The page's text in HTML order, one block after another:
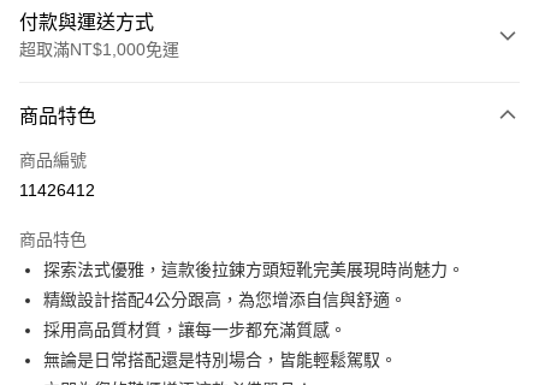
付款與運送方式
超取滿NT$1,000免運
信用卡一次付款
LINE Pay
悠遊付
ATM付款
貨到付款
商品特色
商品編號
11426412
商品特色
探索法式優雅，這款後拉鍊方頭短靴完美展現時尚魅力。
精緻設計搭配4公分跟高，為您增添自信與舒適。
採用高品質材質，讓每一步都充滿質感。
無論是日常搭配還是特別場合，皆能輕鬆駕馭。